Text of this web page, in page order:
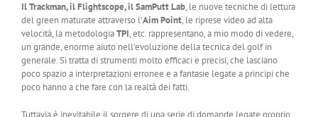
Il Trackman, il Flightscope, il SamPutt Lab, le nuove tecniche di lettura
del green maturate attraverso l’Aim Point, le riprese video ad alta
velocità, la metodologiaTPI, etc. rappresentano, a mio modo di vedere,
un grande, enorme aiuto nell’evoluzione della tecnica del golf in
generale. Si tratta di strumenti molto efficaci e precisi, che lasciano
poco spazio a interpretazioni erronee e a fantasie legate a principi che
poco hanno a che fare con la realtà dei fatti.